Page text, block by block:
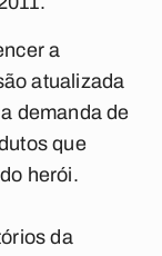
a
atualizada
demanda de
que
herói.
da